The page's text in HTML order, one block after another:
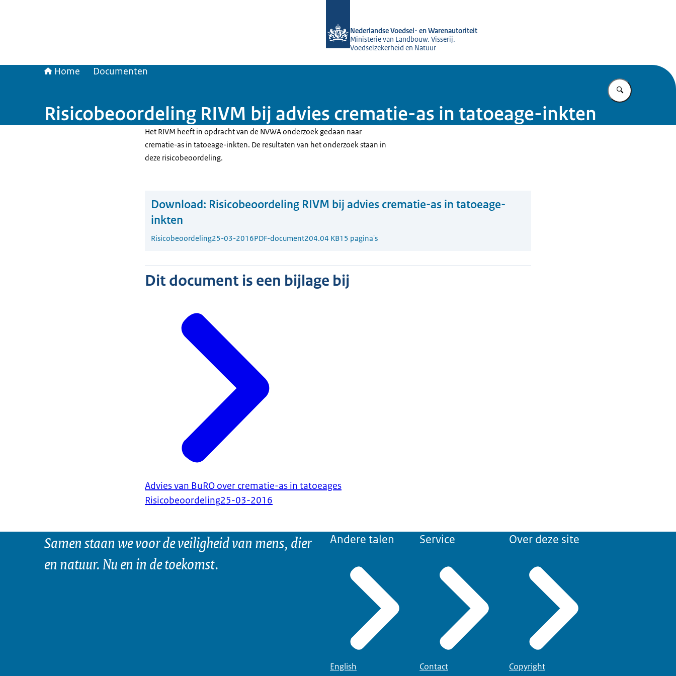
Nederlandse Voedsel- en Warenautoriteit
Ministerie van Landbouw, Visserij,
Voedselzekerheid en Natuur
Home Documenten
Vul in wat u
Risicobeoordeling RIVM bij advies crematie-as in tatoeage-inkten
Het RIVM heeft in opdracht van de NVWA onderzoek gedaan naar
crematie-as in tatoeage-inkten. De resultaten van het onderzoek staan in
deze risicobeoordeling.
Download: Risicobeoordeling RIVM bij advies crematie-as in tatoeage-
inkten
Risicobeoordeling25-03-2016PDF-document204.04 KB15 pagina's
Dit document is een bijlage bij
Advies van BuRO over crematie-as in tatoeages
Risicobeoordeling25-03-2016
Samen staan we voor de veiligheid van mens, dier
en natuur. Nu en in de toekomst.
Andere talen
English
Service
Contact
Over deze site
Copyright